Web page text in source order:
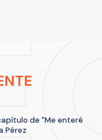
de "Me enteré
Pérez